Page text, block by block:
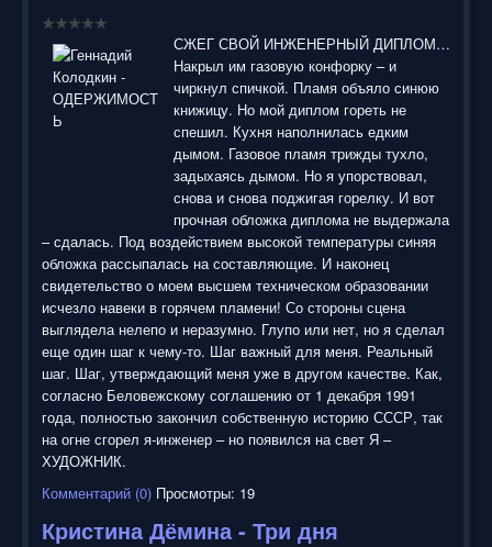
СЖЕГ СВОЙ ИНЖЕНЕРНЫЙ ДИПЛОМ…
Накрыл им газовую конфорку – и
чиркнул спичкой. Пламя объяло синюю
книжицу. Но мой диплом гореть не
спешил. Кухня наполнилась едким
дымом. Газовое пламя трижды тухло,
задыхаясь дымом. Но я упорствовал,
снова и снова поджигая горелку. И вот
прочная обложка диплома не выдержала
– сдалась. Под воздействием высокой температуры синяя
обложка рассыпалась на составляющие. И наконец
свидетельство о моем высшем техническом образовании
исчезло навеки в горячем пламени! Со стороны сцена
выглядела нелепо и неразумно. Глупо или нет, но я сделал
еще один шаг к чему-то. Шаг важный для меня. Реальный
шаг. Шаг, утверждающий меня уже в другом качестве. Как,
согласно Беловежскому соглашению от 1 декабря 1991
года, полностью закончил собственную историю СССР, так
на огне сгорел я-инженер – но появился на свет Я –
ХУДОЖНИК.
Комментарий (0) Просмотры: 19
Кристина Дёмина - Три дня